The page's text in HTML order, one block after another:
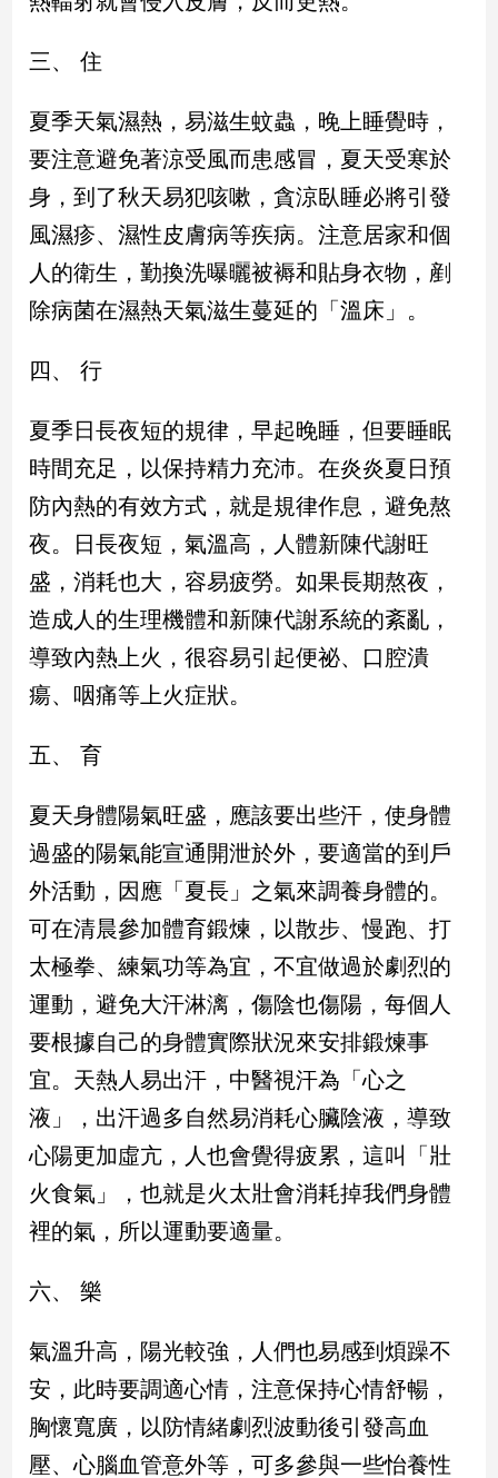
寵
Pet
影
音
專
區
合
作
媒
體
投
稿
專
區
【我
的
觀
點】
三、 住
夏季天氣濕熱，易滋生蚊蟲，晚上睡覺時，
要注意避免著涼受風而患感冒，夏天受寒於
身，到了秋天易犯咳嗽，貪涼臥睡必將引發
風濕疹、濕性皮膚病等疾病。注意居家和個
人的衛生，勤換洗曝曬被褥和貼身衣物，剷
除病菌在濕熱天氣滋生蔓延的「溫床」。
四、 行
夏季日長夜短的規律，早起晚睡，但要睡眠
時間充足，以保持精力充沛。在炎炎夏日預
防內熱的有效方式，就是規律作息，避免熬
夜。日長夜短，氣溫高，人體新陳代謝旺
盛，消耗也大，容易疲勞。如果長期熬夜，
造成人的生理機體和新陳代謝系統的紊亂，
導致內熱上火，很容易引起便祕、口腔潰
瘍、咽痛等上火症狀。
五、 育
夏天身體陽氣旺盛，應該要出些汗，使身體
過盛的陽氣能宣通開泄於外，要適當的到戶
外活動，因應「夏長」之氣來調養身體的。
可在清晨參加體育鍛煉，以散步、慢跑、打
太極拳、練氣功等為宜，不宜做過於劇烈的
運動，避免大汗淋漓，傷陰也傷陽，每個人
要根據自己的身體實際狀況來安排鍛煉事
宜。天熱人易出汗，中醫視汗為「心之
液」，出汗過多自然易消耗心臟陰液，導致
心陽更加虛亢，人也會覺得疲累，這叫「壯
火食氣」，也就是火太壯會消耗掉我們身體
裡的氣，所以運動要適量。
六、 樂
氣溫升高，陽光較強，人們也易感到煩躁不
安，此時要調適心情，注意保持心情舒暢，
胸懷寬廣，以防情緒劇烈波動後引發高血
壓、心腦血管意外等，可多參與一些怡養性